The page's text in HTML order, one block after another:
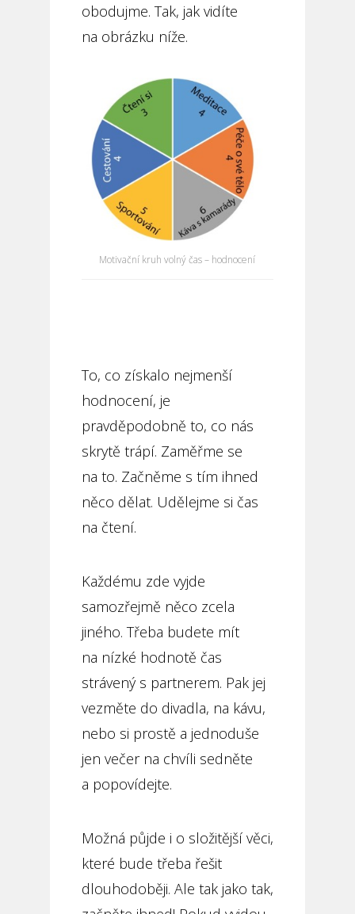
obodujme. Tak, jak vidíte
na obrázku níže.
Motivační kruh volný čas – hodnocení
To, co získalo nejmenší
hodnocení, je
pravděpodobně to, co nás
skrytě trápí. Zaměřme se
na to. Začněme s tím ihned
něco dělat. Udělejme si čas
na čtení.
Každému zde vyjde
samozřejmě něco zcela
jiného. Třeba budete mít
na nízké hodnotě čas
strávený s partnerem. Pak jej
vezměte do divadla, na kávu,
nebo si prostě a jednoduše
jen večer na chvíli sedněte
a popovídejte.
Možná půjde i o složitější věci,
které bude třeba řešit
dlouhodoběji. Ale tak jako tak,